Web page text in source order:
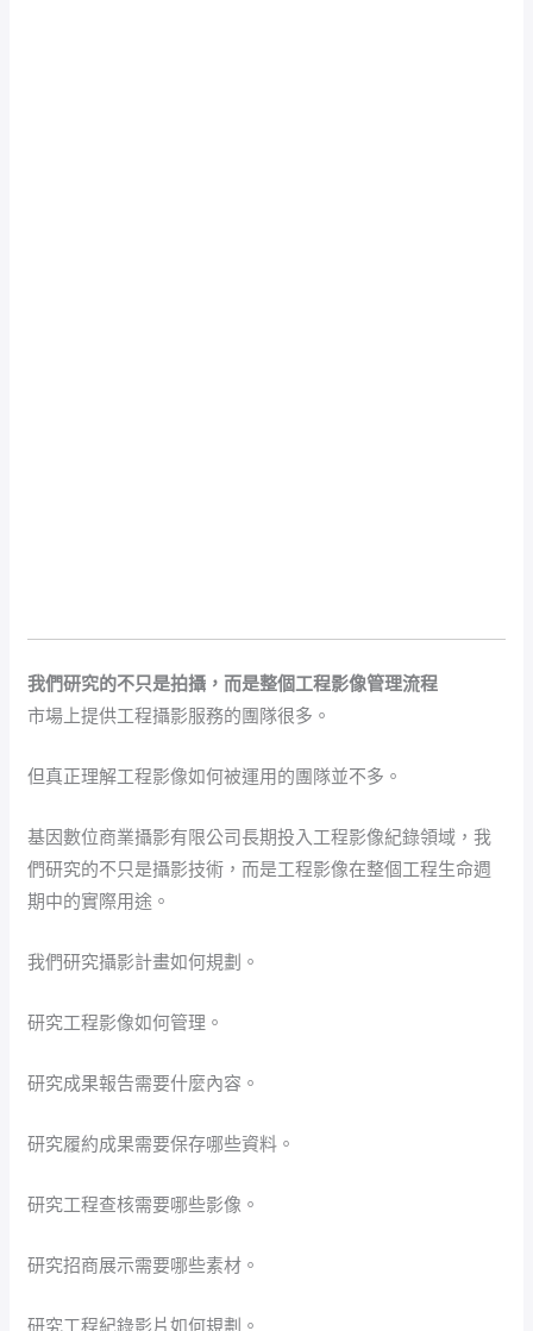
我們研究的不只是拍攝，而是整個工程影像管理流程
市場上提供工程攝影服務的團隊很多。
但真正理解工程影像如何被運用的團隊並不多。
基因數位商業攝影有限公司長期投入工程影像紀錄領域，我
們研究的不只是攝影技術，而是工程影像在整個工程生命週
期中的實際用途。
我們研究攝影計畫如何規劃。
研究工程影像如何管理。
研究成果報告需要什麼內容。
研究履約成果需要保存哪些資料。
研究工程查核需要哪些影像。
研究招商展示需要哪些素材。
研究工程紀錄影片如何規劃。